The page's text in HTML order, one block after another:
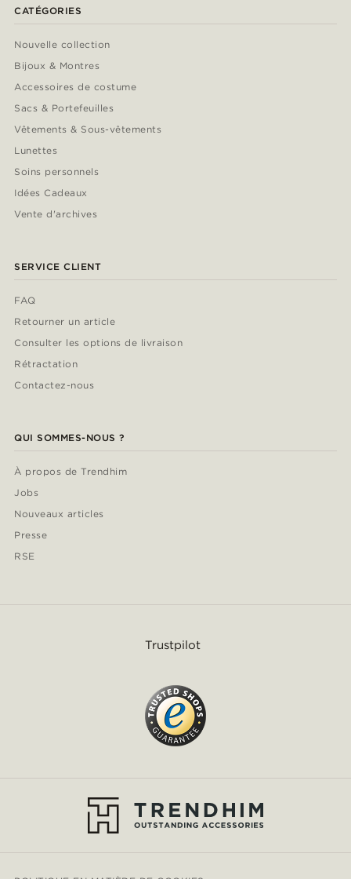
CATÉGORIES
Nouvelle collection
Bijoux & Montres
Accessoires de costume
Sacs & Portefeuilles
Vêtements & Sous-vêtements
Lunettes
Soins personnels
Idées Cadeaux
Vente d'archives
SERVICE CLIENT
FAQ
Retourner un article
Consulter les options de livraison
Rétractation
Contactez-nous
QUI SOMMES-NOUS ?
À propos de Trendhim
Jobs
Nouveaux articles
Presse
RSE
Trustpilot